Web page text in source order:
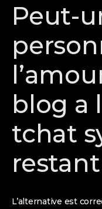
Peut-
blog a
tchat
L’alternative est